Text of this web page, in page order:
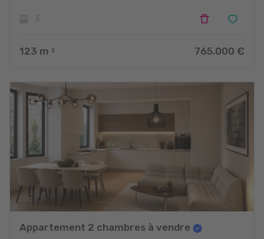
123 m 2 765.000 €
Appartement 2 chambres à vendre